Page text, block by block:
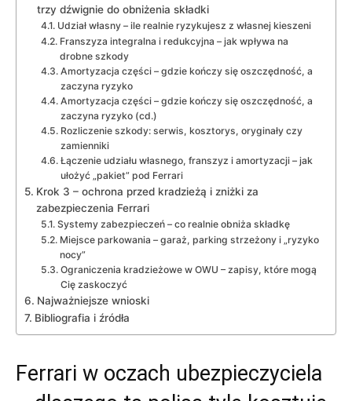
trzy dźwignie do obniżenia składki
Udział własny – ile realnie ryzykujesz z własnej kieszeni
Franszyza integralna i redukcyjna – jak wpływa na
drobne szkody
Amortyzacja części – gdzie kończy się oszczędność, a
zaczyna ryzyko
Amortyzacja części – gdzie kończy się oszczędność, a
zaczyna ryzyko (cd.)
Rozliczenie szkody: serwis, kosztorys, oryginały czy
zamienniki
Łączenie udziału własnego, franszyz i amortyzacji – jak
ułożyć „pakiet” pod Ferrari
Krok 3 – ochrona przed kradzieżą i zniżki za
zabezpieczenia Ferrari
Systemy zabezpieczeń – co realnie obniża składkę
Miejsce parkowania – garaż, parking strzeżony i „ryzyko
nocy”
Ograniczenia kradzieżowe w OWU – zapisy, które mogą
Cię zaskoczyć
Najważniejsze wnioski
Bibliografia i źródła
Ferrari w oczach ubezpieczyciela